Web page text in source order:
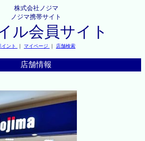
株式会社ノジマ
ノジマ携帯サイト
ル会員サイト
イント ｜ マイページ ｜ 店舗検索
店舗情報